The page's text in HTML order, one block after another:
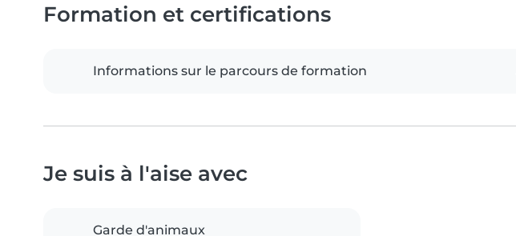
Formation et certifications
Informations sur le parcours de formation
Je suis à l'aise avec
Garde d'animaux